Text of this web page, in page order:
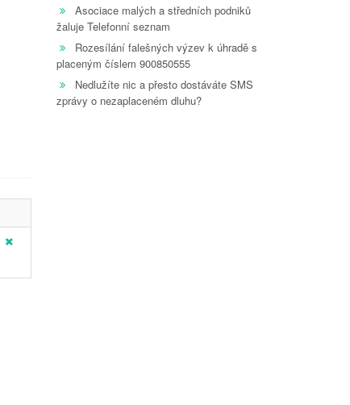
Asociace malých a středních podniků
žaluje Telefonní seznam
Rozesílání falešných výzev k úhradě s
placeným číslem 900850555
Nedlužíte nic a přesto dostáváte SMS
zprávy o nezaplaceném dluhu?